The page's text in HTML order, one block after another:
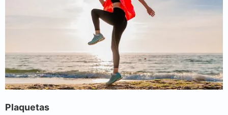
Plaquetas